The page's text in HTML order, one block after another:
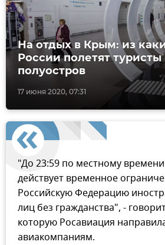
17 июня 2020, 07:31
На отдых в Крым: из
России полетят туристы
полуостров
"До 23:59 по местному
действует временное
Российскую Федерацию
лиц без гражданства", -
которую Росавиация
авиакомпаниям.